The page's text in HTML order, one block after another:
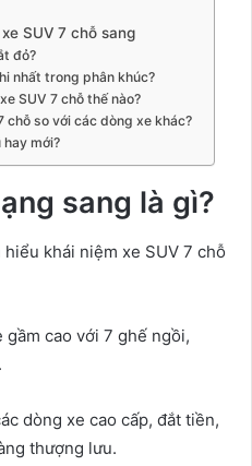
SUV 7 chỗ sang
đỏ?
nhất trong phân khúc?
SUV 7 chỗ thế nào?
chỗ so với các dòng xe khác?
hay mới?
sang là gì?
khái niệm xe SUV 7 chỗ
gầm cao với 7 ghế ngồi,
dòng xe cao cấp, đắt tiền,
thượng lưu.